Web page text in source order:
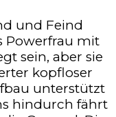
und Feind
Powerfrau mit
sein, aber sie
kopfloser
unterstützt
hindurch fährt